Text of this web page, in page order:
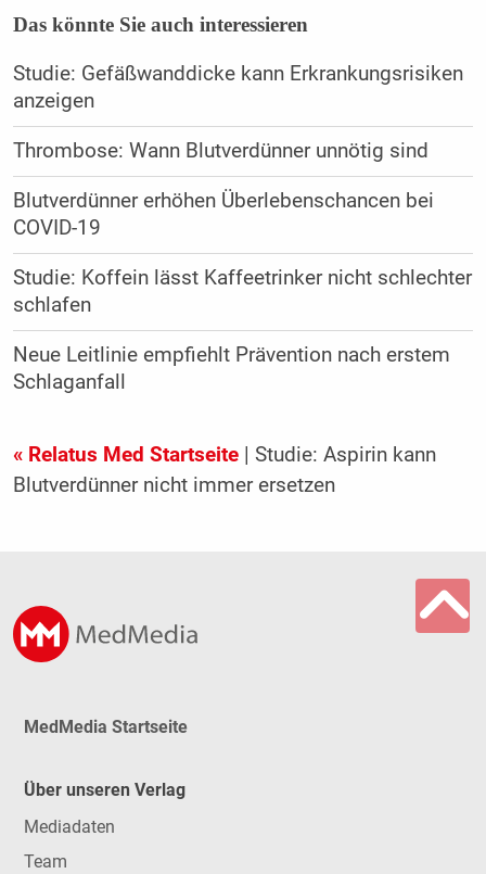
Das könnte Sie auch interessieren
Studie: Gefäßwanddicke kann Erkrankungsrisiken
anzeigen
Thrombose: Wann Blutverdünner unnötig sind
Blutverdünner erhöhen Überlebenschancen bei
COVID-19
Studie: Koffein lässt Kaffeetrinker nicht schlechter
schlafen
Neue Leitlinie empfiehlt Prävention nach erstem
Schlaganfall
« Relatus Med Startseite| Studie: Aspirin kann
Blutverdünner nicht immer ersetzen
MedMedia Startseite
Über unseren Verlag
Mediadaten
Team